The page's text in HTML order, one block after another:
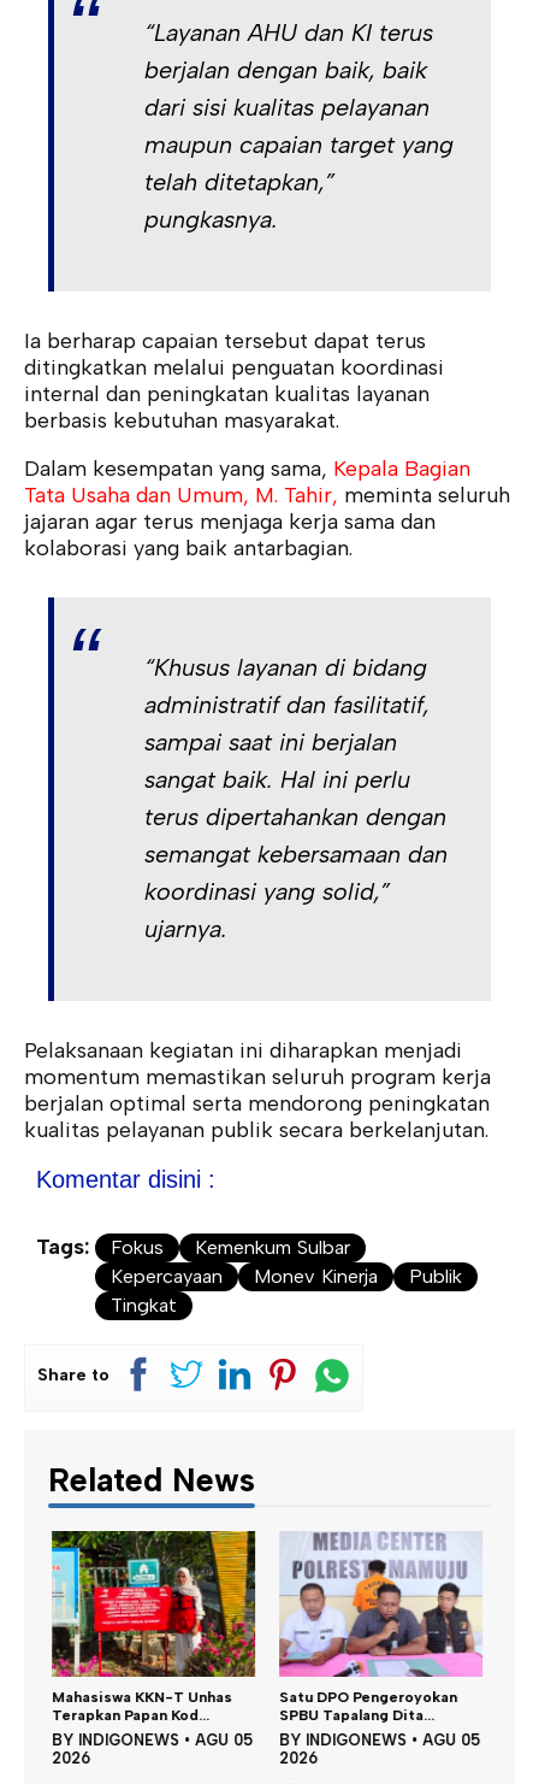
“Layanan AHU dan KI terus
berjalan dengan baik, baik
dari sisi kualitas pelayanan
maupun capaian target yang
telah ditetapkan,”
pungkasnya.
Ia berharap capaian tersebut dapat terus
ditingkatkan melalui penguatan koordinasi
internal dan peningkatan kualitas layanan
berbasis kebutuhan masyarakat.
Dalam kesempatan yang sama, Kepala Bagian
Tata Usaha dan Umum, M. Tahir, meminta seluruh
jajaran agar terus menjaga kerja sama dan
kolaborasi yang baik antarbagian.
“Khusus layanan di bidang
administratif dan fasilitatif,
sampai saat ini berjalan
sangat baik. Hal ini perlu
terus dipertahankan dengan
semangat kebersamaan dan
koordinasi yang solid,”
ujarnya.
Pelaksanaan kegiatan ini diharapkan menjadi
momentum memastikan seluruh program kerja
berjalan optimal serta mendorong peningkatan
kualitas pelayanan publik secara berkelanjutan.
Komentar disini :
Tags: Fokus
Kemenkum Sulbar
Kepercayaan
Monev Kinerja
Publik
Tingkat
Share to
Related News
Mahasiswa KKN-T Unhas
Terapkan Papan Kod...
BY INDIGONEWS • AGU 05
2026
Satu DPO Pengeroyokan
SPBU Tapalang Dita...
BY INDIGONEWS • AGU 05
2026